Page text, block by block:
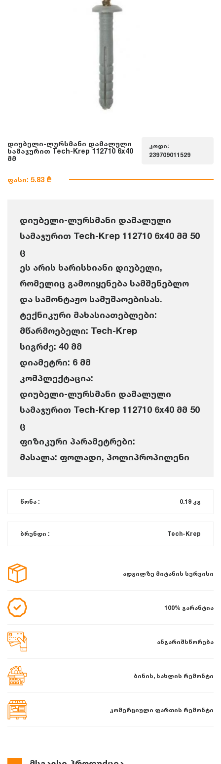
დიუბელი-ლურსმანი დამალული
სამაჯურით Tech-Krep 112710 6x40
მმ
კოდი:
239709011529
ფასი: 5.83 ₾
დიუბელი-ლურსმანი დამალული
სამაჯურით Tech-Krep 112710 6x40 მმ 50
ც
ეს არის ხარისხიანი დიუბელი,
რომელიც გამოიყენება სამშენებლო
და სამონტაჟო სამუშაოებისას.
ტექნიკური მახასიათებლები:
მწარმოებელი: Tech-Krep
სიგრძე: 40 მმ
დიამეტრი: 6 მმ
კომპლექტაცია:
დიუბელი-ლურსმანი დამალული
სამაჯურით Tech-Krep 112710 6x40 მმ 50
ც
ფიზიკური პარამეტრები:
მასალა: ფოლადი, პოლიპროპილენი
წონა : 0.19 კგ
ბრენდი : Tech-Krep
ადგილზე მიტანის სერვისი
100% გარანტია
ანგარიშსწორება
ბინის, სახლის რემონტი
კომერციული ფართის რემონტი